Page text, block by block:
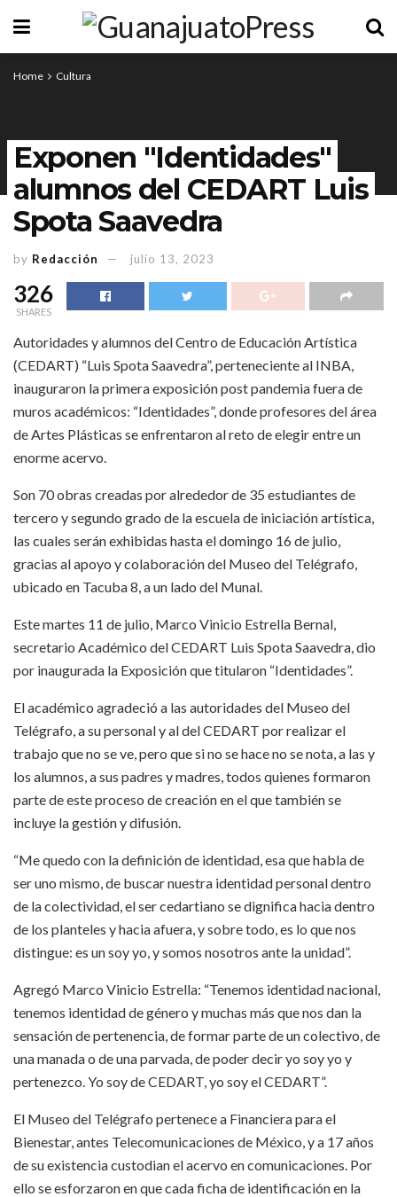
Home Cultura
Exponen "Identidades"
alumnos del CEDART Luis
Spota Saavedra
by Redacción julio 13, 2023
326
SHARES
Autoridades y alumnos del Centro de Educación Artística
(CEDART) “Luis Spota Saavedra”, perteneciente al INBA,
inauguraron la primera exposición post pandemia fuera de
muros académicos: “Identidades”, donde profesores del área
de Artes Plásticas se enfrentaron al reto de elegir entre un
enorme acervo.
Son 70 obras creadas por alrededor de 35 estudiantes de
tercero y segundo grado de la escuela de iniciación artística,
las cuales serán exhibidas hasta el domingo 16 de julio,
gracias al apoyo y colaboración del Museo del Telégrafo,
ubicado en Tacuba 8, a un lado del Munal.
Este martes 11 de julio, Marco Vinicio Estrella Bernal,
secretario Académico del CEDART Luis Spota Saavedra, dio
por inaugurada la Exposición que titularon “Identidades”.
El académico agradeció a las autoridades del Museo del
Telégrafo, a su personal y al del CEDART por realizar el
trabajo que no se ve, pero que si no se hace no se nota, a las y
los alumnos, a sus padres y madres, todos quienes formaron
parte de este proceso de creación en el que también se
incluye la gestión y difusión.
“Me quedo con la definición de identidad, esa que habla de
ser uno mismo, de buscar nuestra identidad personal dentro
de la colectividad, el ser cedartiano se dignifica hacia dentro
de los planteles y hacia afuera, y sobre todo, es lo que nos
distingue: es un soy yo, y somos nosotros ante la unidad”.
Agregó Marco Vinicio Estrella: “Tenemos identidad nacional,
tenemos identidad de género y muchas más que nos dan la
sensación de pertenencia, de formar parte de un colectivo, de
una manada o de una parvada, de poder decir yo soy yo y
pertenezco. Yo soy de CEDART, yo soy el CEDART”.
El Museo del Telégrafo pertenece a Financiera para el
Bienestar, antes Telecomunicaciones de México, y a 17 años
de su existencia custodian el acervo en comunicaciones. Por
ello se esforzaron en que cada ficha de identificación en la